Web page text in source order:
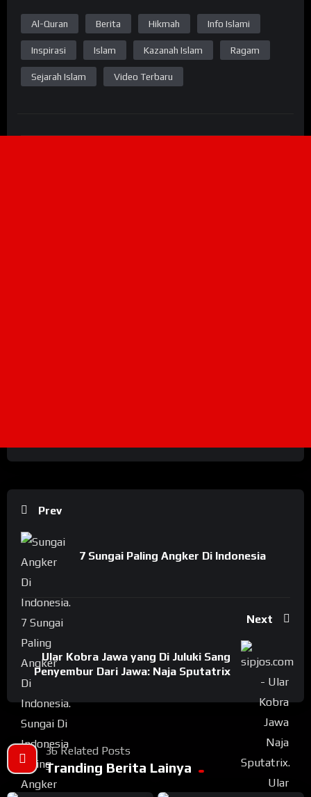
Al-Quran Berita Hikmah Info Islami
Inspirasi Islam Kazanah Islam Ragam
Sejarah Islam Video Terbaru
Prev
7 Sungai Paling Angker Di Indonesia
Next
Ular Kobra Jawa yang Di Juluki Sang
Penyembur Dari Jawa: Naja Sputatrix
36 Related Posts
Tranding Berita Lainya